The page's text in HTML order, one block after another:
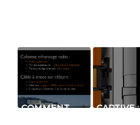
COMMENT
CAPTIVE :